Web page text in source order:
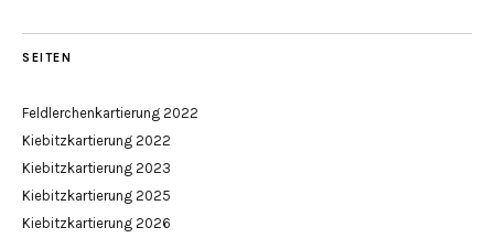
SEITEN
Feldlerchenkartierung 2022
Kiebitzkartierung 2022
Kiebitzkartierung 2023
Kiebitzkartierung 2025
Kiebitzkartierung 2026